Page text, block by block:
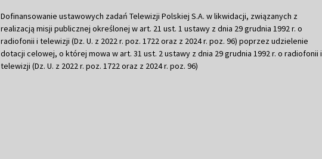
Dofinansowanie ustawowych zadań Telewizji Polskiej S.A. w likwidacji, związanych z
realizacją misji publicznej określonej w art. 21 ust. 1 ustawy z dnia 29 grudnia 1992 r. o
radiofonii i telewizji (Dz. U. z 2022 r. poz. 1722 oraz z 2024 r. poz. 96) poprzez udzielenie
dotacji celowej, o której mowa w art. 31 ust. 2 ustawy z dnia 29 grudnia 1992 r. o radiofonii i
telewizji (Dz. U. z 2022 r. poz. 1722 oraz z 2024 r. poz. 96)